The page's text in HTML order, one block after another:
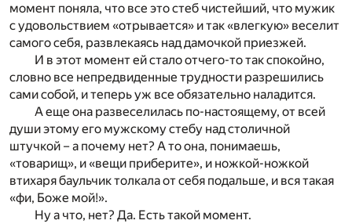
момент поняла, что все это стеб чистейший, что мужик
с удовольствием «отрывается» и так «влегкую» веселит
самого себя, развлекаясь над дамочкой приезжей.
И в этот момент ей стало отчего-то так спокойно,
словно все непредвиденные трудности разрешились
сами собой, и теперь уж все обязательно наладится.
А еще она развеселилась по-настоящему, от всей
души этому его мужскому стебу над столичной
штучкой – а почему нет? А то она, понимаешь,
«товарищ», и «вещи приберите», и ножкой-ножкой
втихаря баульчик толкала от себя подальше, и вся такая
«фи, Боже мой!».
Ну а что, нет? Да. Есть такой момент.